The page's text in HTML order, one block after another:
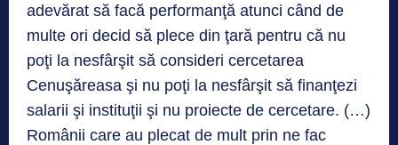
adevărat să facă performanţă atunci când de
multe ori decid să plece din ţară pentru că nu
poţi la nesfârşit să consideri cercetarea
Cenuşăreasa şi nu poţi la nesfârşit să finanţezi
salarii şi instituţii şi nu proiecte de cercetare. (…)
Românii care au plecat de mult prin ne fac